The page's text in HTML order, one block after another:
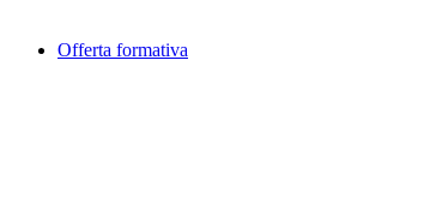
Offerta formativa